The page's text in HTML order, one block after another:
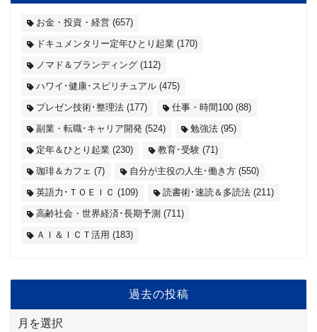
お金・投資・経営 (657)
ドキュメンタリー定年ひとり起業 (170)
ノマド＆ブランディング (112)
ハワイ･健康･スピリチュアル (475)
プレゼン技術･整理法 (177) 仕事・時間100 (88)
副業・転職･キャリア開発 (524) 勉強法 (95)
定年＆ひとり起業 (230) 教育･受験 (71)
珈琲＆カフェ (7) 自分が主役の人生･働き方 (550)
英語力･ＴＯＥＩＣ (109) 読書術･速読＆多読法 (211)
高齢社会・世界経済･長期予測 (711)
ＡＩ＆ＩＣＴ活用 (183)
過去の投稿